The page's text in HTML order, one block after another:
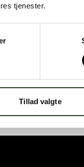
tjenester.
Tillad valgte
brug for
at kontakte os,
Find